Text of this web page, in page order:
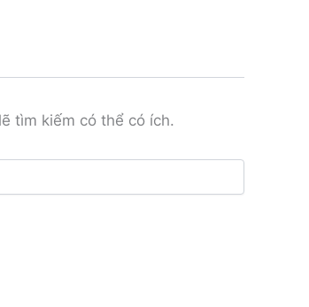
tìm kiếm có thể có ích.